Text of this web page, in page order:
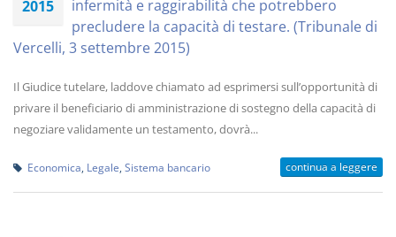
2015
infermità e raggirabilità che potrebbero
precludere la capacità di testare. (Tribunale di
Vercelli, 3 settembre 2015)
Il Giudice tutelare, laddove chiamato ad esprimersi sull’opportunità di
privare il beneficiario di amministrazione di sostegno della capacità di
negoziare validamente un testamento, dovrà...
Economica Legale Sistema bancario continua a leggere